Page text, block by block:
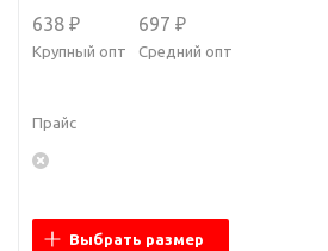
638 ₽
Крупный опт
697 ₽
Средний опт
Прайс
Выбрать размер